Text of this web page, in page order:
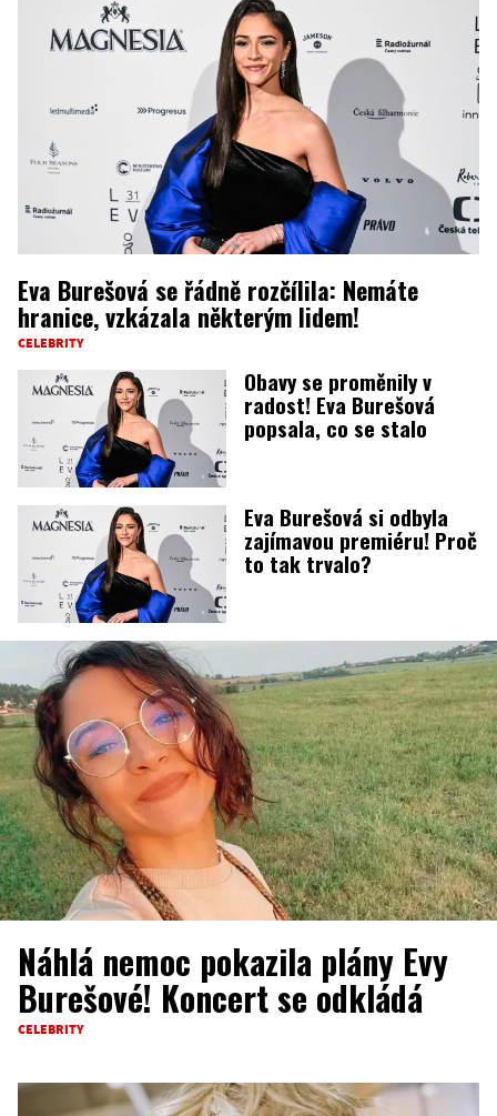
Eva Burešová se řádně rozčílila: Nemáte
hranice, vzkázala některým lidem!
CELEBRITY
Obavy se proměnily v
radost! Eva Burešová
popsala, co se stalo
Eva Burešová si odbyla
zajímavou premiéru! Proč
to tak trvalo?
Náhlá nemoc pokazila plány Evy
Burešové! Koncert se odkládá
CELEBRITY